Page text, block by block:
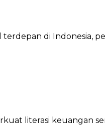
di Indonesia,
literasi keuangan